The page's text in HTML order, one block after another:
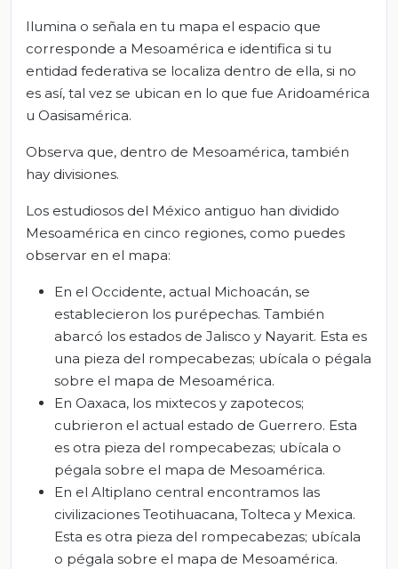
Ilumina o señala en tu mapa el espacio que
corresponde a Mesoamérica e identifica si tu
entidad federativa se localiza dentro de ella, si no
es así, tal vez se ubican en lo que fue Aridoamérica
u Oasisamérica.
Observa que, dentro de Mesoamérica, también
hay divisiones.
Los estudiosos del México antiguo han dividido
Mesoamérica en cinco regiones, como puedes
observar en el mapa:
En el Occidente, actual Michoacán, se
establecieron los purépechas. También
abarcó los estados de Jalisco y Nayarit. Esta es
una pieza del rompecabezas; ubícala o pégala
sobre el mapa de Mesoamérica.
En Oaxaca, los mixtecos y zapotecos;
cubrieron el actual estado de Guerrero. Esta
es otra pieza del rompecabezas; ubícala o
pégala sobre el mapa de Mesoamérica.
En el Altiplano central encontramos las
civilizaciones Teotihuacana, Tolteca y Mexica.
Esta es otra pieza del rompecabezas; ubícala
o pégala sobre el mapa de Mesoamérica.